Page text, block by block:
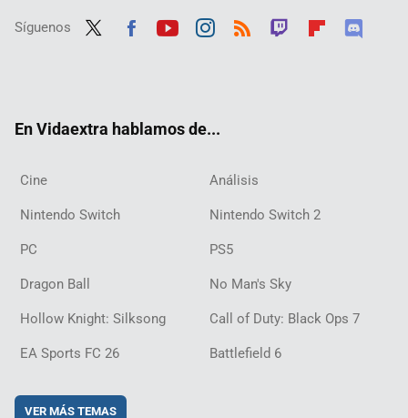
Síguenos
En Vidaextra hablamos de...
Cine Análisis
Nintendo Switch Nintendo Switch 2
PC PS5
Dragon Ball No Man's Sky
Hollow Knight: Silksong Call of Duty: Black Ops 7
EA Sports FC 26 Battlefield 6
VER MÁS TEMAS